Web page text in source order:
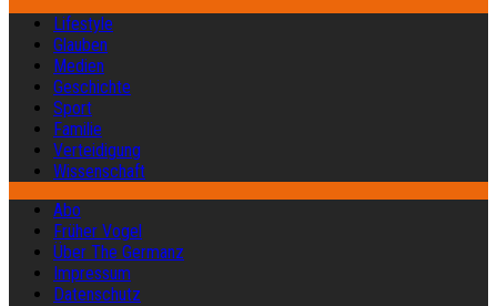
Lifestyle
Glauben
Medien
Geschichte
Sport
Familie
Verteidigung
Wissenschaft
Abo
Früher Vogel
Über The Germanz
Impressum
Datenschutz